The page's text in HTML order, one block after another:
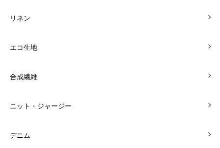
リネン
エコ生地
合成繊維
ニット・ジャージー
デニム